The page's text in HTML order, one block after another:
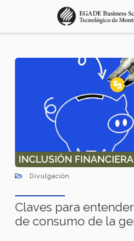
principal
Divulgación
Claves para
de consumo de la